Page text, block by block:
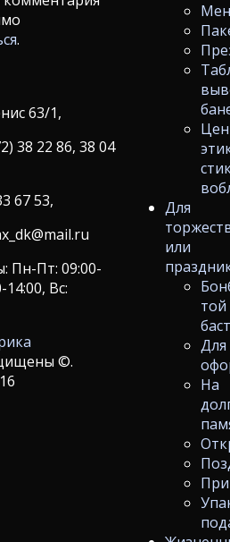
Для
или
той
Для
На
.
63/1,
38 22 86, 38 04
67 53,
Пн-Пт: 09:00-
14:00, Вс:
©.